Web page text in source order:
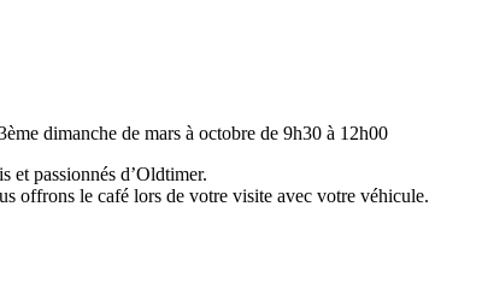
dimanche de mars à octobre de 9h30 à 12h00
et passionnés d’Oldtimer.
offrons le café lors de votre visite avec votre véhicule.